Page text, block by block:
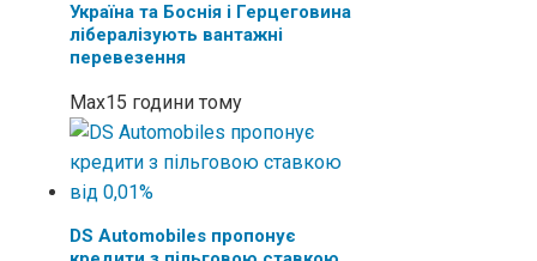
Україна та Боснія і Герцеговина
лібералізують вантажні
перевезення
Max15 години тому
DS Automobiles пропонує